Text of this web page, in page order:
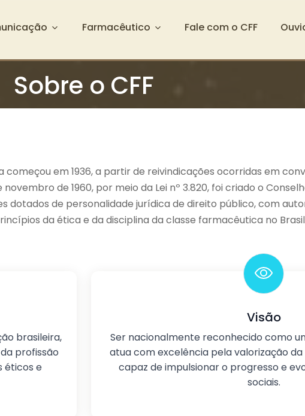
Farmacêutico Fale com o CFF
Sobre o CFF
em 1936, a partir de reivindicações ocorridas em
de 1960, por meio da Lei nº 3.820, foi criado o
dotados de personalidade jurídica de direito público, com
da ética e da disciplina da classe farmacêutica no
brasileira,
profissão
éticos e
Visão
Ser nacionalmente reconhecido como
atua com excelência pela valorização
capaz de impulsionar o progresso e
sociais.